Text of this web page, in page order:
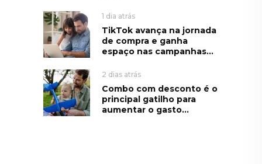
1 dia atrás
TikTok avança na jornada
de compra e ganha
espaço nas campanhas...
2 dias atrás
Combo com desconto é o
principal gatilho para
aumentar o gasto...